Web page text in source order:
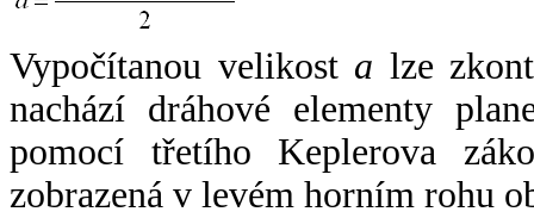
Vypočítanou velikost a lze
nachází dráhové elementy
pomocí třetího Keplerova
zobrazená v levém horním rohu